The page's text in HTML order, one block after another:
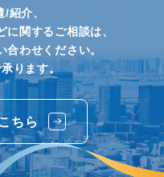
紹介、
関するご相談は、
わせください。
ります。
ちら